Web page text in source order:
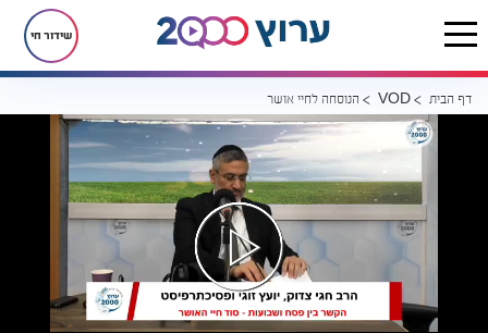
שידור חי
דף הבית VOD הנוסחה לחיי אושר